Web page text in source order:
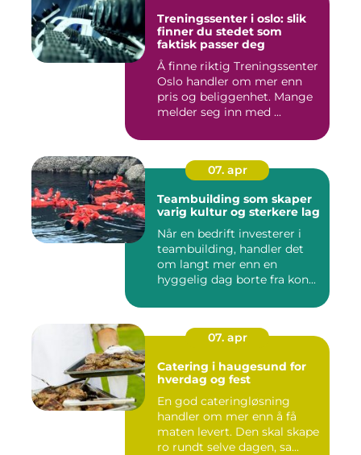
Treningssenter i oslo: slik
finner du stedet som
faktisk passer deg
Å finne riktig Treningssenter
Oslo handler om mer enn
pris og beliggenhet. Mange
melder seg inn med ...
07. apr
Teambuilding som skaper
varig kultur og sterkere lag
Når en bedrift investerer i
teambuilding, handler det
om langt mer enn en
hyggelig dag borte fra kon...
07. apr
Catering i haugesund for
hverdag og fest
En god cateringløsning
handler om mer enn å få
maten levert. Den skal skape
ro rundt selve dagen, sa...